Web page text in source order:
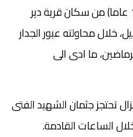
يوسف الشوامرة أبو عكر (19 عاما) من سكان قرية دير
خلال محاولته عبور الجدار
ما ادى الى
تحتجز جثمان الشهيد الفتى
الساعات القادمة.